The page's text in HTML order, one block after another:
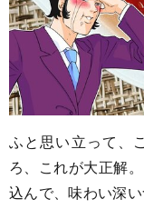
ふと思い立って、
ろ、これが大正解
込んで、味わい深い